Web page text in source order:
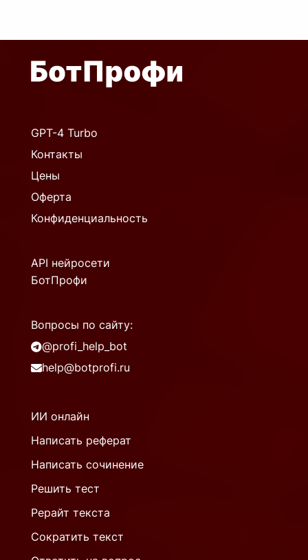
GPT-4 Turbo
Контакты
Цены
Оферта
Конфиденциальность
API нейросети
БотПрофи
Вопросы по сайту:
@profi_help_bot
help@botprofi.ru
ИИ онлайн
Написать реферат
Написать сочинение
Решить тест
Рерайт текста
Сократить текст